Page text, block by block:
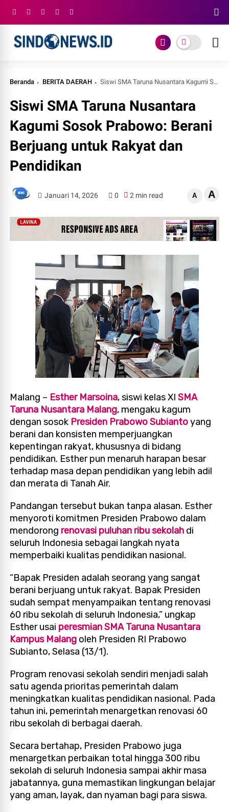
Beranda BERITA DAERAH Siswi SMA Taruna Nusantara Kagumi Sosok Prabowo: Berani Berjuang untuk Rakyat dan Pendidikan
Siswi SMA Taruna Nusantara
Kagumi Sosok Prabowo: Berani
Berjuang untuk Rakyat dan
Pendidikan
Januari 14, 2026 0 2 min read A A
Malang – Esther Marsoina, siswi kelas XISMA
Taruna Nusantara Malang, mengaku kagum
dengan sosok Presiden Prabowo Subiantoyang
berani dan konsisten memperjuangkan
kepentingan rakyat, khususnya di bidang
pendidikan. Esther pun menaruh harapan besar
terhadap masa depan pendidikan yang lebih adil
dan merata di Tanah Air.
Pandangan tersebut bukan tanpa alasan. Esther
menyoroti komitmen Presiden Prabowo dalam
mendorong renovasi puluhan ribu sekolah di
seluruh Indonesia sebagai langkah nyata
memperbaiki kualitas pendidikan nasional.
“Bapak Presiden adalah seorang yang sangat
berani berjuang untuk rakyat. Bapak Presiden
sudah sempat menyampaikan tentang renovasi
60 ribu sekolah di seluruh Indonesia,” ungkap
Esther usai peresmian SMA Taruna Nusantara
Kampus Malang oleh Presiden RI Prabowo
Subianto, Selasa (13/1).
Program renovasi sekolah sendiri menjadi salah
satu agenda prioritas pemerintah dalam
meningkatkan kualitas pendidikan nasional. Pada
tahun ini, pemerintah menargetkan renovasi 60
ribu sekolah di berbagai daerah.
Secara bertahap, Presiden Prabowo juga
menargetkan perbaikan total hingga 300 ribu
sekolah di seluruh Indonesia sampai akhir masa
jabatannya, guna memastikan lingkungan belajar
yang aman, layak, dan nyaman bagi para siswa.